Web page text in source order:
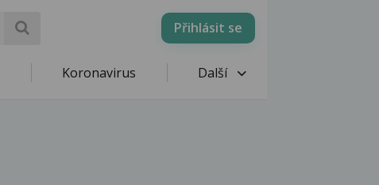
Přihlásit se
Koronavirus Další